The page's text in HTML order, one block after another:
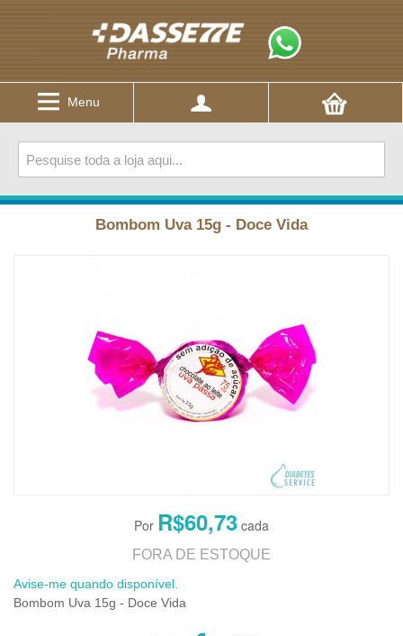
Menu
Bombom Uva 15g - Doce Vida
R$60,73
FORA DE ESTOQUE
Avise-me quando disponível.
Bombom Uva 15g - Doce Vida